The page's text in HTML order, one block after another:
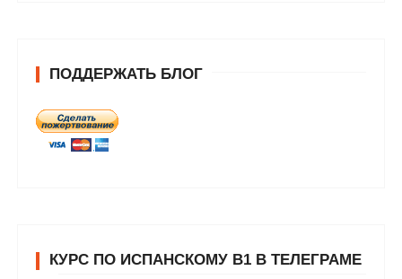
ПОДДЕРЖАТЬ БЛОГ
КУРС ПО ИСПАНСКОМУ В1 В ТЕЛЕГРАМЕ